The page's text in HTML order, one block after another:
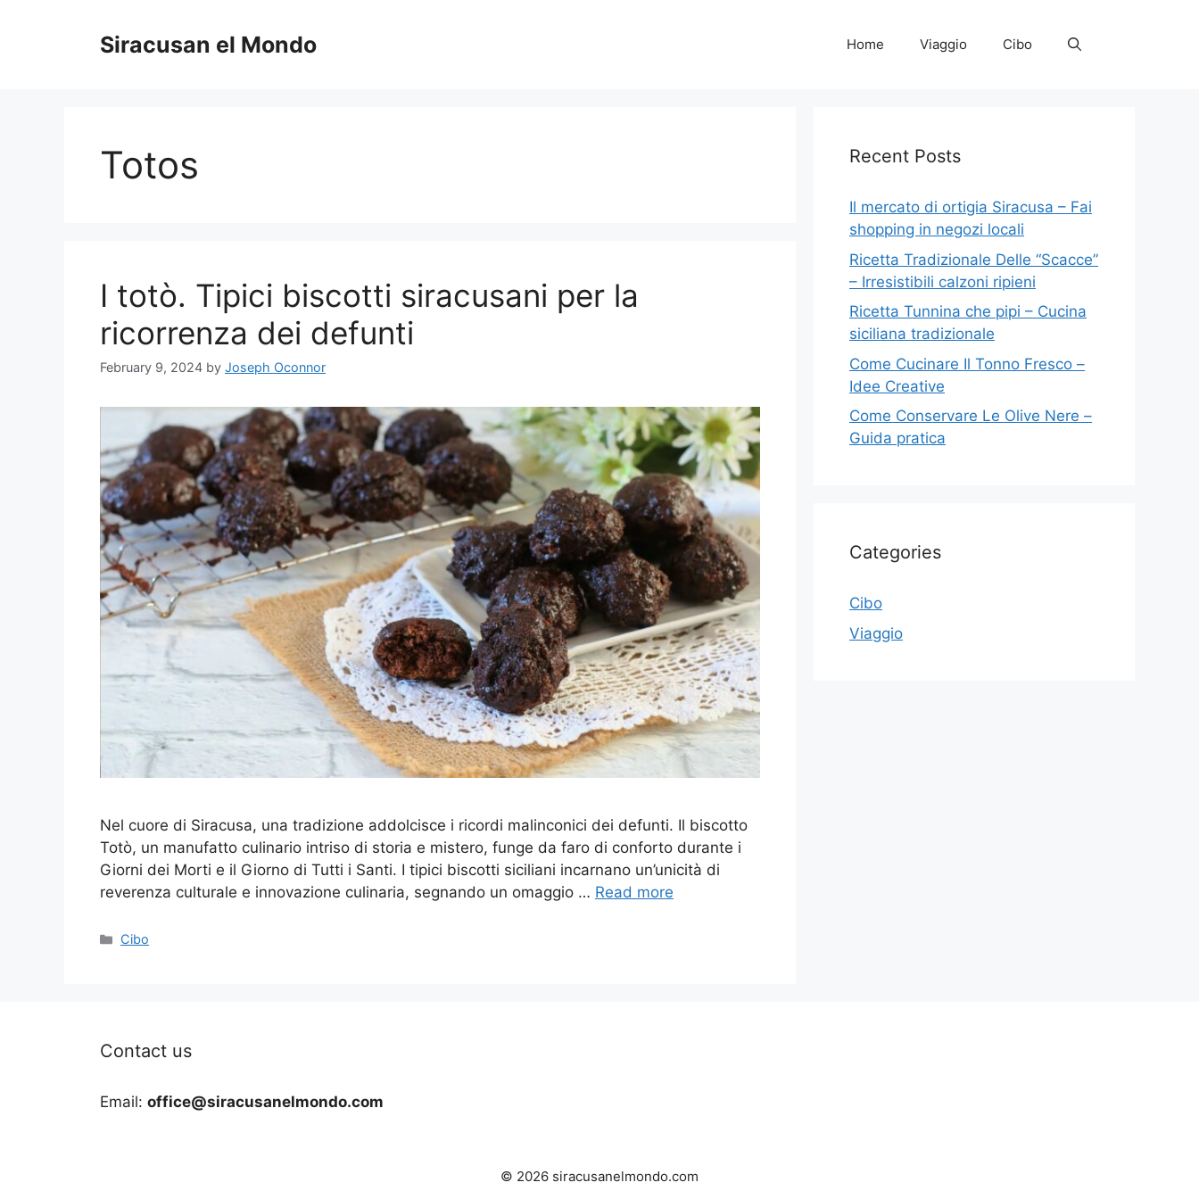
Siracusan el Mondo Home Viaggio Cibo
Totos
I totò. Tipici biscotti siracusani per la
ricorrenza dei defunti
February 9, 2024 by Joseph Oconnor
Nel cuore di Siracusa, una tradizione addolcisce i ricordi malinconici dei defunti. Il biscotto
Totò, un manufatto culinario intriso di storia e mistero, funge da faro di conforto durante i
Giorni dei Morti e il Giorno di Tutti i Santi. I tipici biscotti siciliani incarnano un’unicità di
reverenza culturale e innovazione culinaria, segnando un omaggio … Read more
Categories
Cibo
Recent Posts
Il mercato di ortigia Siracusa – Fai
shopping in negozi locali
Ricetta Tradizionale Delle “Scacce”
– Irresistibili calzoni ripieni
Ricetta Tunnina che pipi – Cucina
siciliana tradizionale
Come Cucinare Il Tonno Fresco –
Idee Creative
Come Conservare Le Olive Nere –
Guida pratica
Categories
Cibo
Viaggio
Contact us
Email: office@siracusanelmondo.com
© 2026 siracusanelmondo.com